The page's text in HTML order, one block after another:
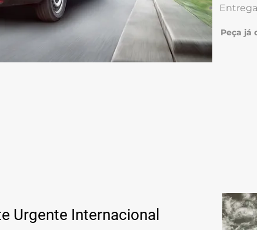
Peça já
Urgente Internacional